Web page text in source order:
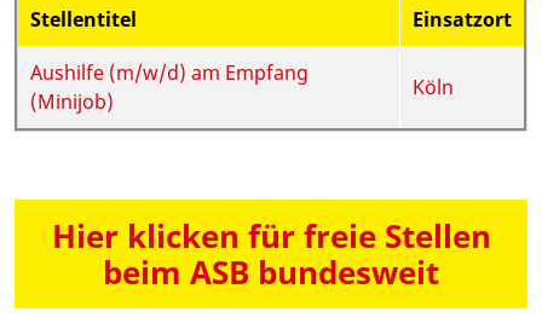
Stellentitel
Einsatzort
Aushilfe (m/w/d) am Empfang
(Minijob)
Köln
Hier klicken für freie Stellen
beim ASB bundesweit